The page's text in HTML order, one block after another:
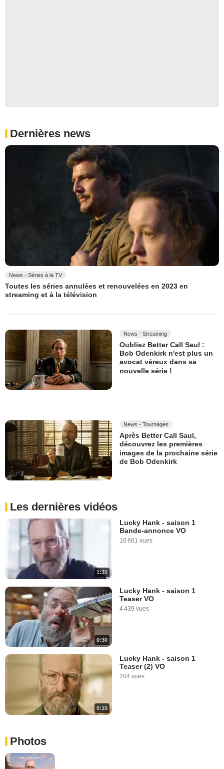
Dernières news
News - Séries à la TV
Toutes les séries annulées et renouvelées en 2023 en
streaming et à la télévision
News - Streaming
Oubliez Better Call Saul :
Bob Odenkirk n'est plus un
avocat véreux dans sa
nouvelle série !
News - Tournages
Après Better Call Saul,
découvrez les premières
images de la prochaine série
de Bob Odenkirk
Les dernières vidéos
1:31
Lucky Hank - saison 1
Bande-annonce VO
10 661 vues
0:30
Lucky Hank - saison 1
Teaser VO
4 439 vues
0:15
Lucky Hank - saison 1
Teaser (2) VO
204 vues
Photos